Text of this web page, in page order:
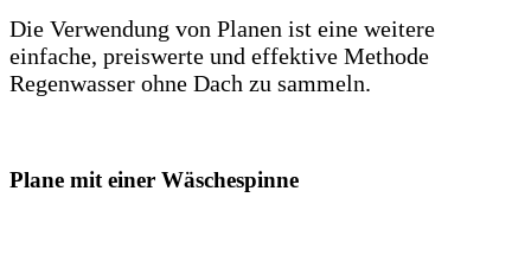
Die Verwendung von Planen ist eine weitere
einfache, preiswerte und effektive Methode
Regenwasser ohne Dach zu sammeln.
Plane mit einer Wäschespinne